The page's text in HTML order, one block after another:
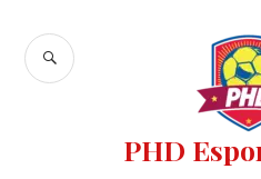
PHD